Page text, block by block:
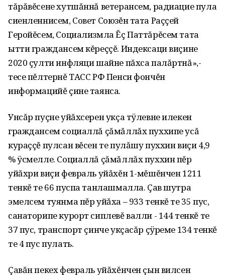
тăрăвĕсене хутшăннă ветерансем, радиацие пула
сиенленнисем, Совет Союзĕн тата Раççей
Геройĕсем, Социализмла Ĕç Паттăрĕсем тата
ытти граждансем кĕреççĕ. Индексаци виçине
2020 çулти инфляци шайне пăхса палăртнă»,-
тесе пĕлтернĕ ТАСС РФ Пенси фончĕн
информацийĕ çине таянса.
Унсăр пуçне уйăхсерен укçа тÿлевне илекен
граждансем социаллă çăмăллăх пуххипе усă
кураççĕ пулсан вĕсен те пулăшу пуххин виçи 4,9
% ÿсмелле. Социаллă çăмăллăх пуххин пĕр
уйăхри виçи февраль уйăхĕн 1-мĕшĕнчен 1211
тенкĕ те 66 пуспа танлашмалла. Çав шутра
эмелсем туянма пĕр уйăха – 933 тенкĕ те 35 пус,
санаторипе курорт сиплевĕ валли - 144 тенкĕ те
37 пус, транспорт çинче укçасăр çÿреме 134 тенкĕ
те 4 пус пулать.
Çавăн пекех февраль уйăхĕнчен çын вилсен